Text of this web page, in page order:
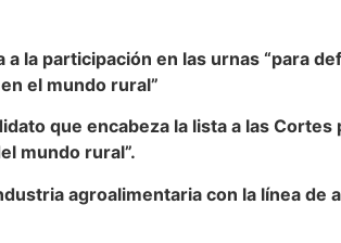
la participación en las urnas “para
el mundo rural”
que encabeza la lista a las
mundo rural”.
agroalimentaria con la línea de